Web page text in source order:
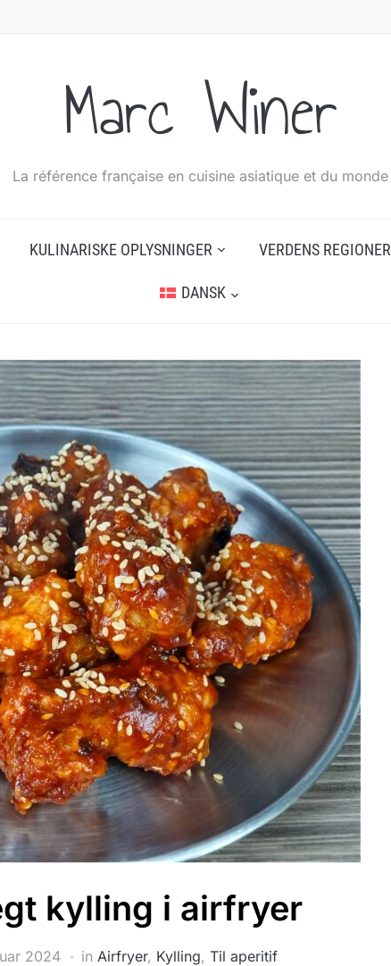
Marc Winer
La référence française en cuisine asiatique et du monde
KULINARISKE OPLYSNINGER VERDENS REGIONER
DANSK
kylling i airfryer
2024 in Airfryer, Kylling, Til aperitif